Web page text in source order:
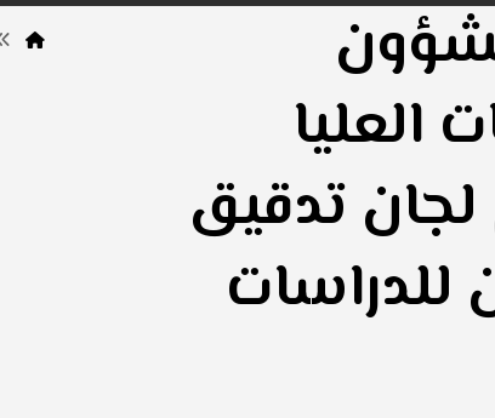
العليا
لجان تدقيق
للدراسات